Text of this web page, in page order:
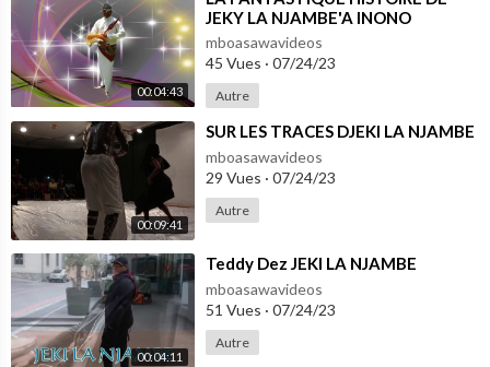
00:04:43
JEKY LA NJAMBE'A INONO
mboasawavideos
45 Vues · 07/24/23
Autre
00:09:41
⁣SUR LES TRACES DJEKI LA NJAMBE
mboasawavideos
29 Vues · 07/24/23
Autre
00:04:11
⁣Teddy Dez JEKI LA NJAMBE
mboasawavideos
51 Vues · 07/24/23
Autre